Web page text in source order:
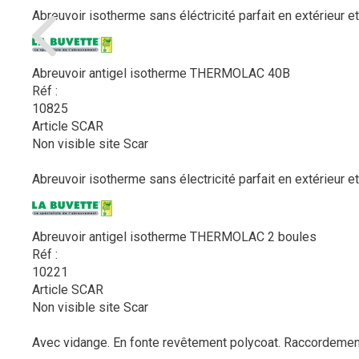
Abreuvoir isotherme sans éléctricité parfait en extérieur
Abreuvoir antigel isotherme THERMOLAC 40B
Réf :
10825
Article SCAR
Non visible site Scar
Abreuvoir isotherme sans électricité parfait en extérieur
Abreuvoir antigel isotherme THERMOLAC 2 boules
Réf :
10221
Article SCAR
Non visible site Scar
Avec vidange. En fonte revêtement polycoat.